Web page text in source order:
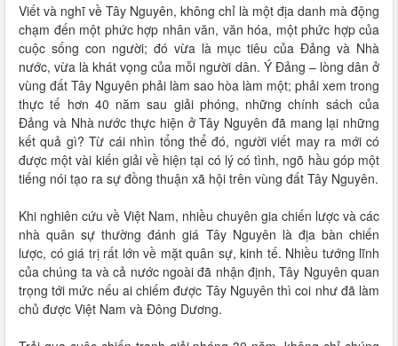
Viết và nghĩ về Tây Nguyên, không chỉ là một địa danh mà động
chạm đến một phức hợp nhân văn, văn hóa, một phức hợp của
cuộc sống con người; đó vừa là mục tiêu của Đảng và Nhà
nước, vừa là khát vọng của mỗi người dân. Ý Đảng – lòng dân ở
vùng đất Tây Nguyên phải làm sao hòa làm một; phải xem trong
thực tế hơn 40 năm sau giải phóng, những chính sách của
Đảng và Nhà nước thực hiện ở Tây Nguyên đã mang lại những
kết quả gì? Từ cái nhìn tổng thể đó, người viết may ra mới có
được một vài kiến giải về hiện tại có lý có tình, ngõ hầu góp một
tiếng nói tạo ra sự đồng thuận xã hội trên vùng đất Tây Nguyên.
Khi nghiên cứu về Việt Nam, nhiều chuyên gia chiến lược và các
nhà quân sự thường đánh giá Tây Nguyên là địa bàn chiến
lược, có giá trị rất lớn về mặt quân sự, kinh tế. Nhiều tướng lĩnh
của chúng ta và cả nước ngoài đã nhận định, Tây Nguyên quan
trọng tới mức nếu ai chiếm được Tây Nguyên thì coi như đã làm
chủ được Việt Nam và Đông Dương.